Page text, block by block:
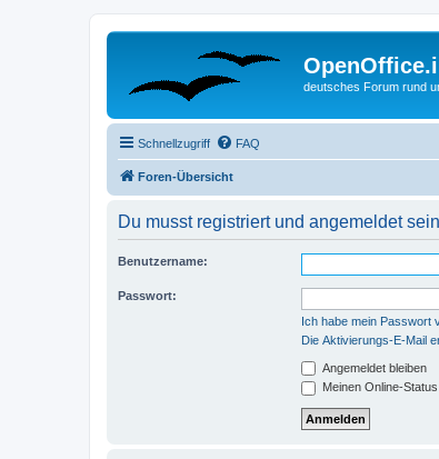
deutsches Forum rund
Schnellzugriff FAQ
Foren-Übersicht
Du musst registriert und angemeldet
Benutzername:
Passwort:
Ich habe mein Passwort
Die Aktivierungs-E-Mail
Angemeldet bleiben
Meinen Online-